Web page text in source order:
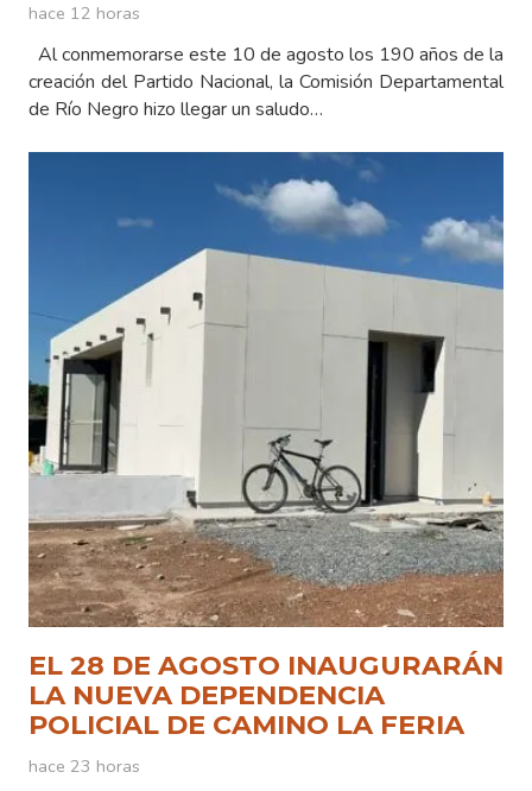
hace 12 horas
Al conmemorarse este 10 de agosto los 190 años de la
creación del Partido Nacional, la Comisión Departamental
de Río Negro hizo llegar un saludo…
EL 28 DE AGOSTO INAUGURARÁN
LA NUEVA DEPENDENCIA
POLICIAL DE CAMINO LA FERIA
hace 23 horas